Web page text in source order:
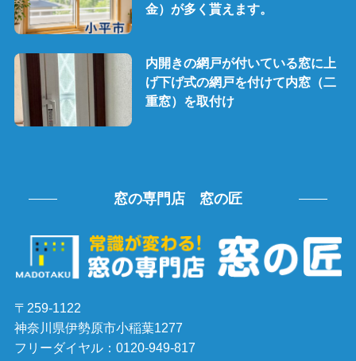
金）が多く貰えます。
内開きの網戸が付いている窓に上
げ下げ式の網戸を付けて内窓（二
重窓）を取付け
窓の専門店 窓の匠
〒259-1122
神奈川県伊勢原市小稲葉1277
フリーダイヤル：0120-949-817